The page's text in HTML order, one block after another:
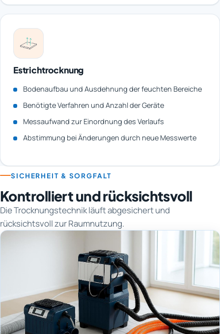
Estrichtrocknung
Bodenaufbau und Ausdehnung der feuchten Bereiche
Benötigte Verfahren und Anzahl der Geräte
Messaufwand zur Einordnung des Verlaufs
Abstimmung bei Änderungen durch neue Messwerte
SICHERHEIT & SORGFALT
Kontrolliert und rücksichtsvoll
Die Trocknungstechnik läuft abgesichert und
rücksichtsvoll zur Raumnutzung.